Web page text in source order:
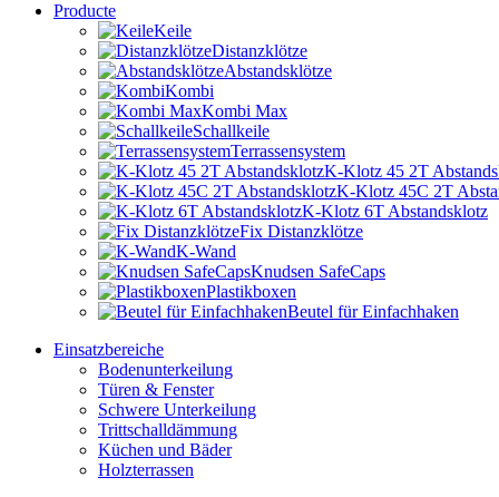
Producte
Keile
Distanzklötze
Abstandsklötze
Kombi
Kombi Max
Schallkeile
Terrassensystem
K-Klotz 45 2T
K-Klotz 45C 2T
K-Klotz 6T Abstandsklotz
Fix Distanzklötze
K-Wand
Knudsen SafeCaps
Plastikboxen
Beutel für Einfachhaken
Einsatzbereiche
Bodenunterkeilung
Türen & Fenster
Schwere Unterkeilung
Trittschalldämmung
Küchen und Bäder
Holzterrassen